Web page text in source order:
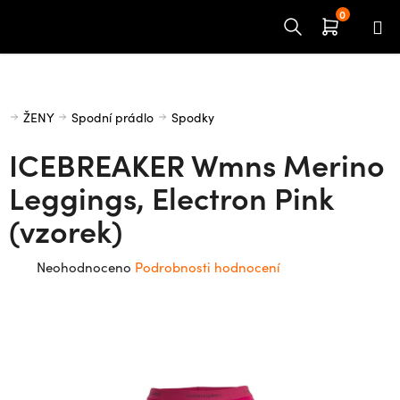
Domů
ŽENY Spodní prádlo Spodky
ICEBREAKER Wmns Merino
Leggings, Electron Pink
(vzorek)
Průměrné
Neohodnoceno Podrobnosti hodnocení